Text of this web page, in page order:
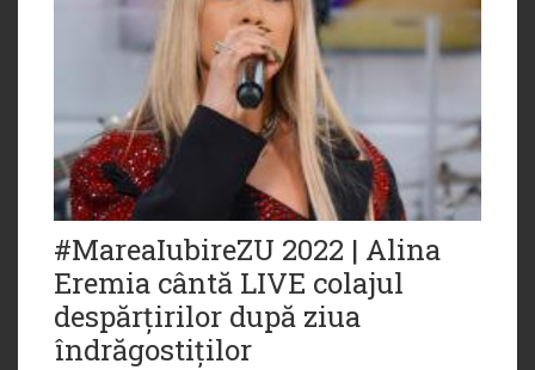
#MareaIubireZU 2022 | Alina
Eremia cântă LIVE colajul
despărțirilor după ziua
îndrăgostiților